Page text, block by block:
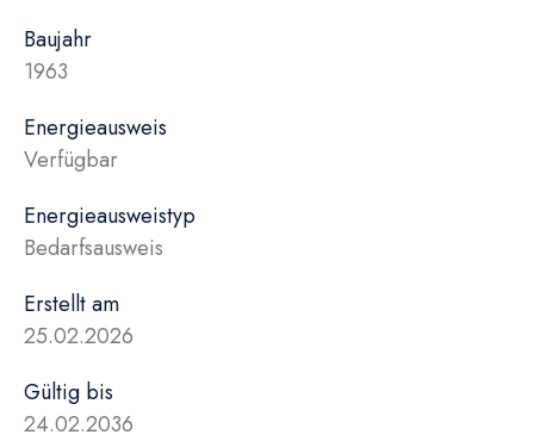
Baujahr
1963
Energieausweis
Verfügbar
Energie­ausweistyp
Bedarfsausweis
Erstellt am
25.02.2026
Gültig bis
24.02.2036